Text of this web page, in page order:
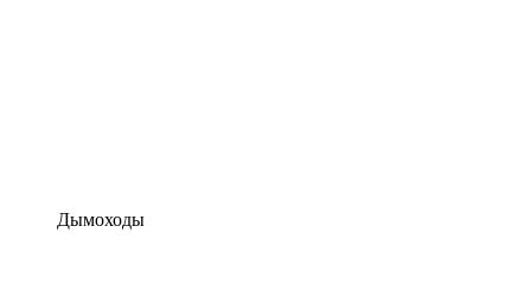
Дымоходы